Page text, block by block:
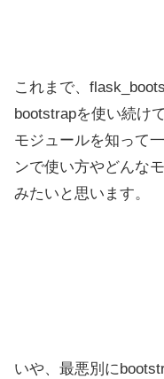
これまで、
bootstrapを使い続け
モジュールを知って
ンで使い方やどんな
みたいと思います。
いや、最悪別に